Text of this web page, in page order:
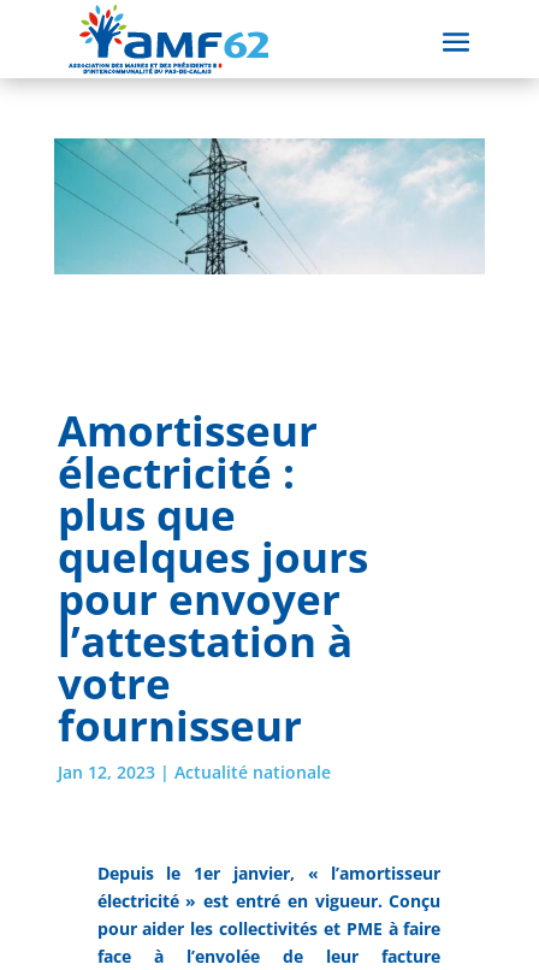
Amortisseur
électricité :
plus que
quelques jours
pour envoyer
l’attestation à
votre
fournisseur
Jan 12, 2023| Actualité nationale
Depuis le 1er janvier, « l’amortisseur
électricité » est entré en vigueur. Conçu
pour aider les collectivités et PME à faire
face à l’envolée de leur facture